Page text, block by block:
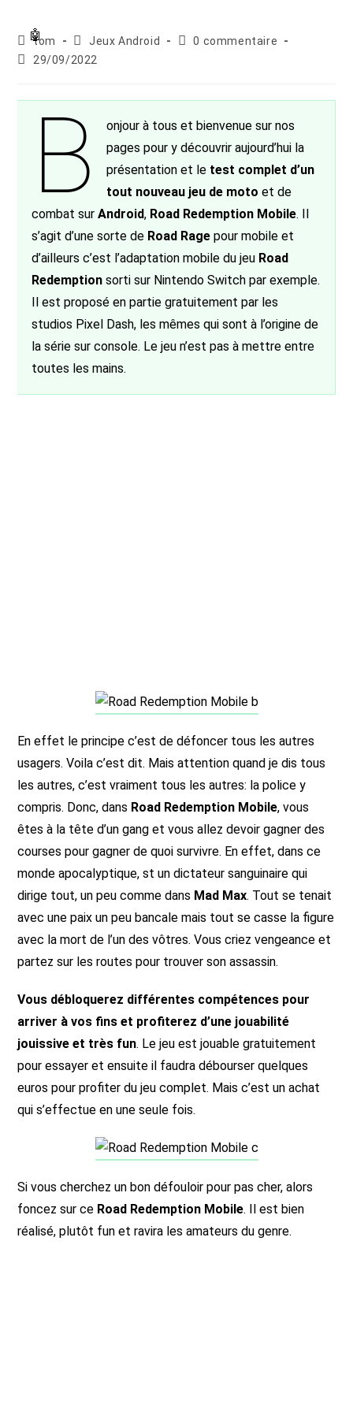
Auteur/autrice
de
tom
Post
category:
Jeux Android
Commentaires
0 commentaire
Publication
29/09/2022
B
onjour à tous et bienvenue sur nos
pages pour y découvrir aujourd’hui la
présentation et le test complet d’un
tout nouveau jeu de moto et de
combat surAndroid, Road Redemption Mobile. Il
s’agit d’une sorte de Road Rage pour mobile et
d’ailleurs c’est l’adaptation mobile du jeu Road
Redemption sorti sur Nintendo Switch par exemple.
Il est proposé en partie gratuitement par les
studios Pixel Dash, les mêmes qui sont à l’origine de
la série sur console. Le jeu n’est pas à mettre entre
toutes les mains.
En effet le principe c’est de défoncer tous les autres
usagers. Voila c’est dit. Mais attention quand je dis tous
les autres, c’est vraiment tous les autres: la police y
compris. Donc, dans Road Redemption Mobile, vous
êtes à la tête d’un gang et vous allez devoir gagner des
courses pour gagner de quoi survivre. En effet, dans ce
monde apocalyptique, st un dictateur sanguinaire qui
dirige tout, un peu comme dans Mad Max. Tout se tenait
avec une paix un peu bancale mais tout se casse la figure
avec la mort de l’un des vôtres. Vous criez vengeance et
partez sur les routes pour trouver son assassin.
Vous débloquerez différentes compétences pour
arriver à vos fins et profiterez d’une jouabilité
jouissive et très fun. Le jeu est jouable gratuitement
pour essayer et ensuite il faudra débourser quelques
euros pour profiter du jeu complet. Mais c’est un achat
qui s’effectue en une seule fois.
Si vous cherchez un bon défouloir pour pas cher, alors
foncez sur ce Road Redemption Mobile. Il est bien
réalisé, plutôt fun et ravira les amateurs du genre.